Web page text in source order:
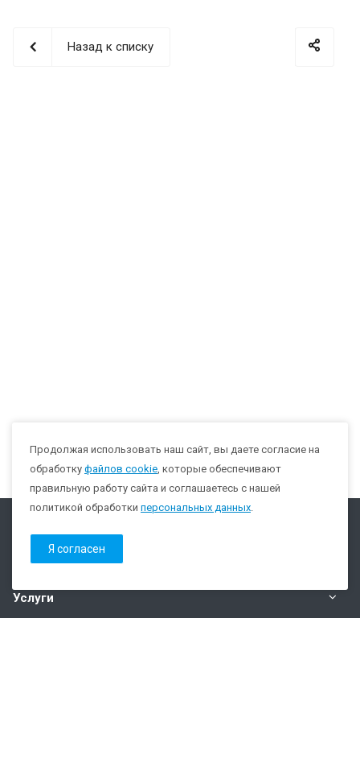
Назад к списку
Каталог
Услуги
Продолжая использовать наш сайт, вы даете согласие на
обработку файлов cookie, которые обеспечивают
правильную работу сайта и соглашаетесь с нашей
политикой обработки персональных данных.
Я согласен